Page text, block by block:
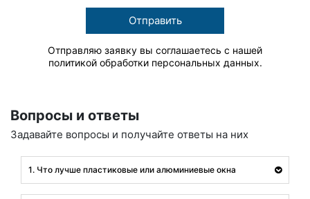
Отправить
Отправляю заявку вы соглашаетесь с нашей
политикой обработки персональных данных.
Вопросы и ответы
Задавайте вопросы и получайте ответы на них
1. Что лучше пластиковые или алюминиевые окна